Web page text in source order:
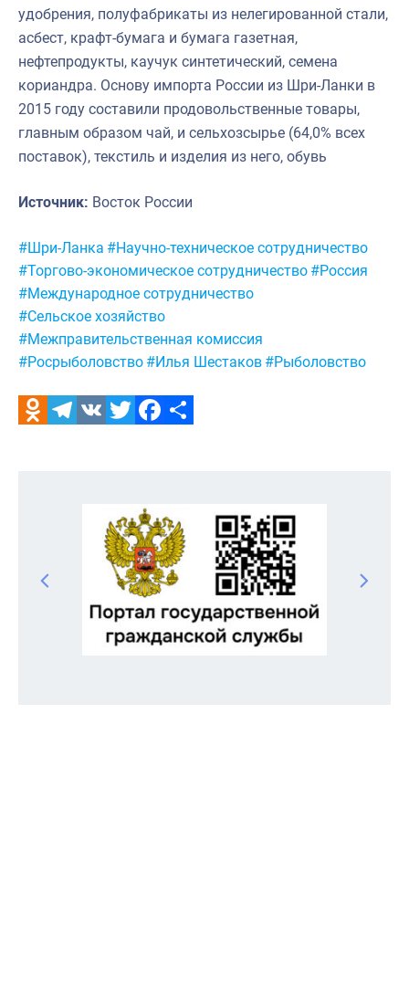
удобрения, полуфабрикаты из нелегированной стали,
асбест, крафт-бумага и бумага газетная,
нефтепродукты, каучук синтетический, семена
кориандра. Основу импорта России из Шри-Ланки в
2015 году составили продовольственные товары,
главным образом чай, и сельхозсырье (64,0% всех
поставок), текстиль и изделия из него, обувь
Источник: Восток России
Метки:
#Шри-Ланка #Научно-техническое сотрудничество
#Торгово-экономическое сотрудничество #Россия
#Международное сотрудничество
#Сельское хозяйство
#Межправительственная комиссия
#Росрыболовство #Илья Шестаков #Рыболовство